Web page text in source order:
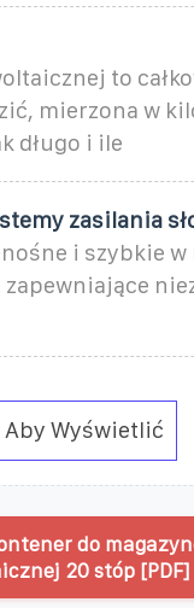
to
mierzona w
długo i ile
zasilania
i szybkie
Wyświetlić
do
20 stóp [PDF]